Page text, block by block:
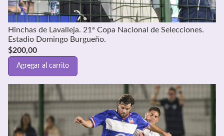
Hinchas de Lavalleja. 21ª Copa Nacional de Selecciones.
Estadio Domingo Burgueño.
$200,00
Agregar al carrito